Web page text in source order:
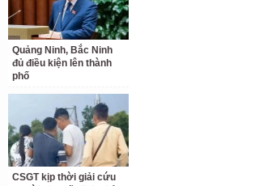
Quảng Ninh, Bắc Ninh
đủ điều kiện lên thành
phố
CSGT kịp thời giải cứu